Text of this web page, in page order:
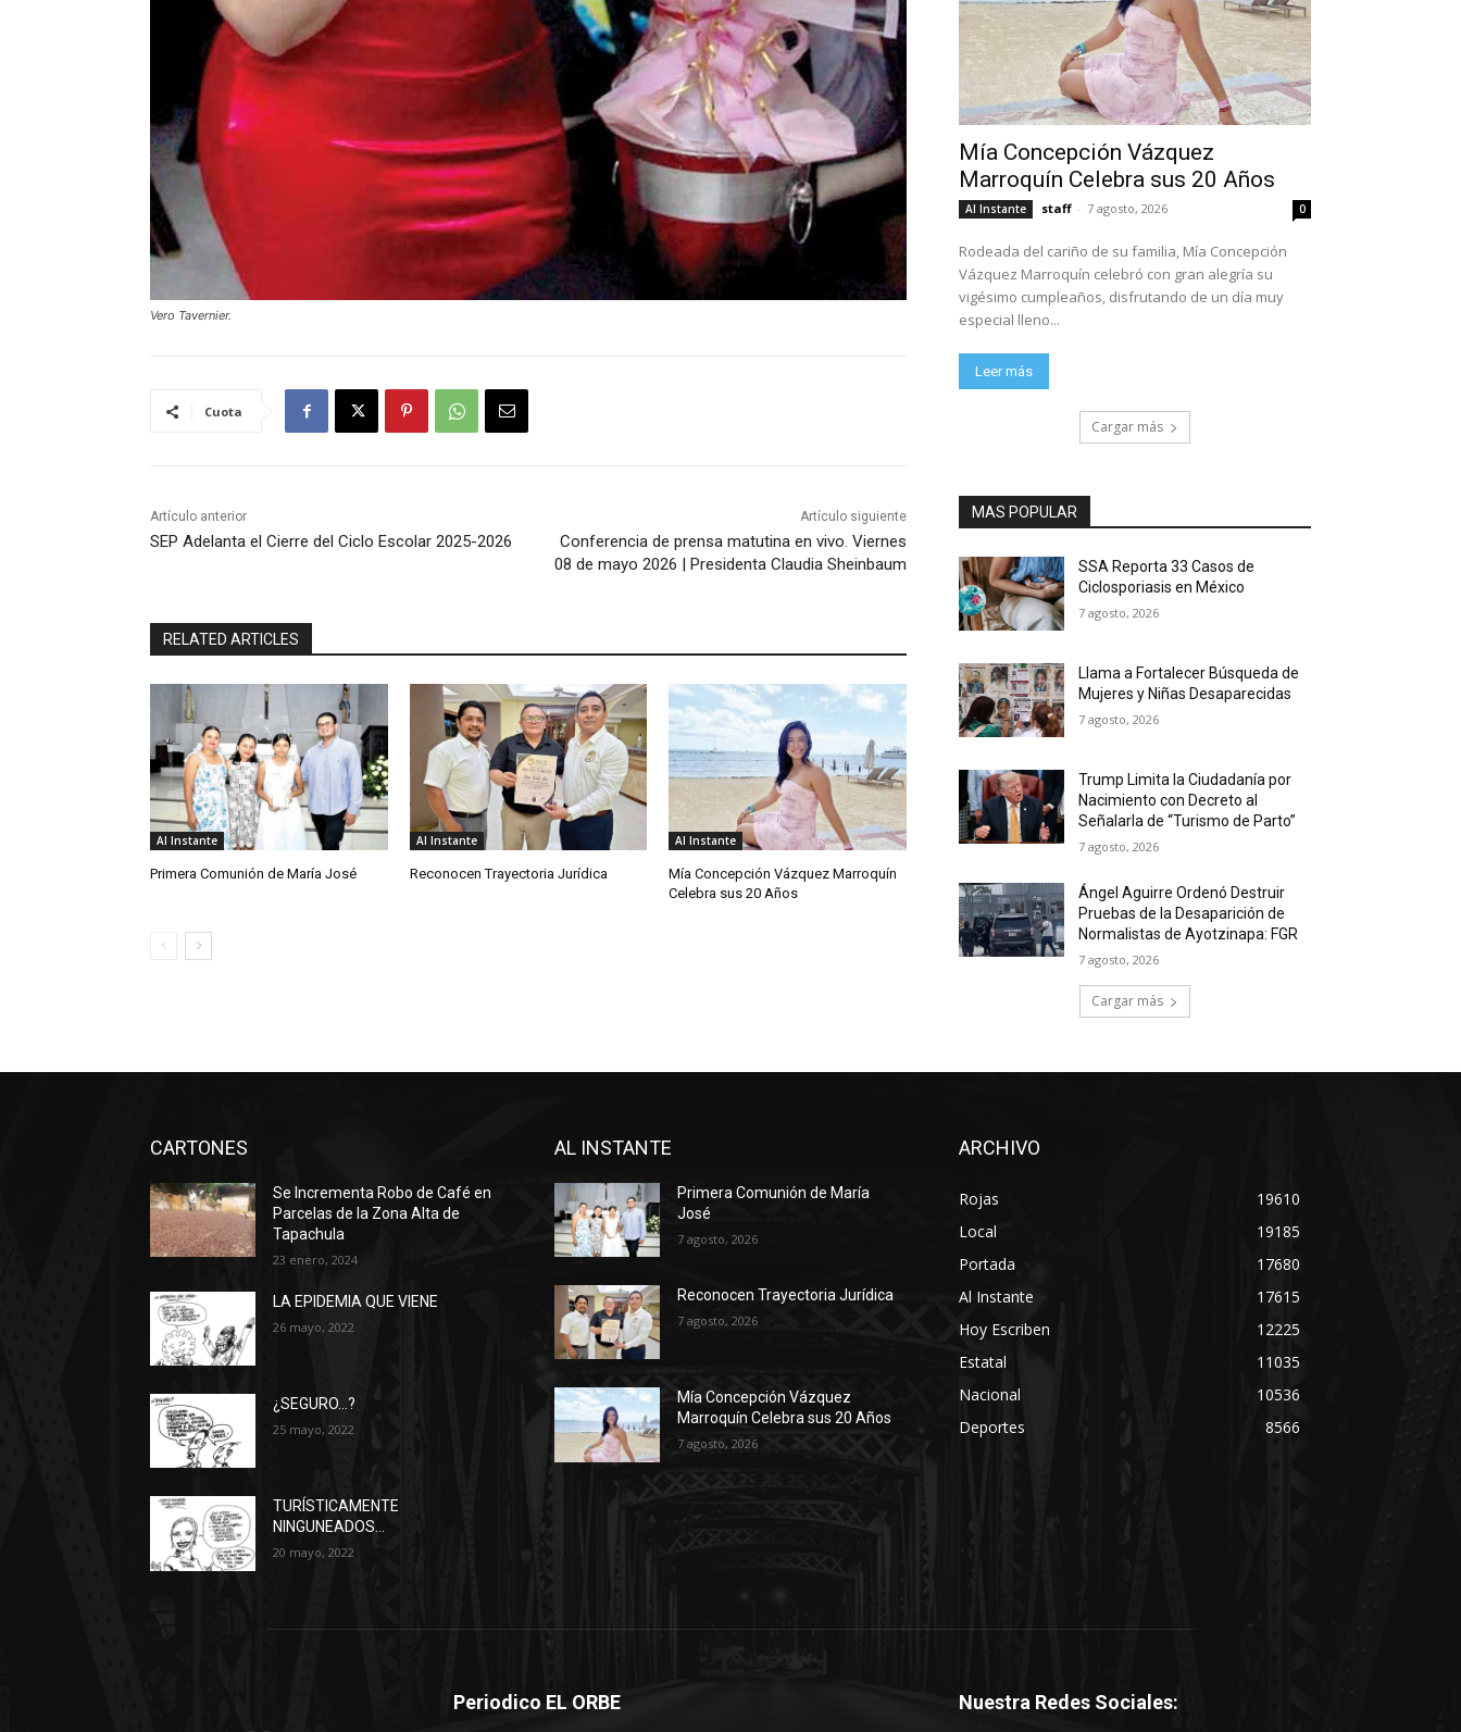
Vero Tavernier.
Cuota
Artículo anterior
SEP Adelanta el Cierre del Ciclo Escolar 2025-2026
Artículo siguiente
Conferencia de prensa matutina en vivo. Viernes
08 de mayo 2026 | Presidenta Claudia Sheinbaum
RELATED ARTICLES
Al Instante
Primera Comunión de María José
Al Instante
Reconocen Trayectoria Jurídica
Al Instante
Mía Concepción Vázquez Marroquín
Celebra sus 20 Años
Mía Concepción Vázquez
Marroquín Celebra sus 20 Años
Al Instante staff - 7 agosto, 2026 0
Rodeada del cariño de su familia, Mía Concepción
Vázquez Marroquín celebró con gran alegría su
vigésimo cumpleaños, disfrutando de un día muy
especial lleno...
Leer más
Cargar más
MAS POPULAR
SSA Reporta 33 Casos de
Ciclosporiasis en México
7 agosto, 2026
Llama a Fortalecer Búsqueda de
Mujeres y Niñas Desaparecidas
7 agosto, 2026
Trump Limita la Ciudadanía por
Nacimiento con Decreto al
Señalarla de “Turismo de Parto”
7 agosto, 2026
Ángel Aguirre Ordenó Destruir
Pruebas de la Desaparición de
Normalistas de Ayotzinapa: FGR
7 agosto, 2026
Cargar más
CARTONES
Se Incrementa Robo de Café en
Parcelas de la Zona Alta de
Tapachula
23 enero, 2024
LA EPIDEMIA QUE VIENE
26 mayo, 2022
¿SEGURO…?
25 mayo, 2022
TURÍSTICAMENTE
NINGUNEADOS…
20 mayo, 2022
AL INSTANTE
Primera Comunión de María
José
7 agosto, 2026
Reconocen Trayectoria Jurídica
7 agosto, 2026
Mía Concepción Vázquez
Marroquín Celebra sus 20 Años
7 agosto, 2026
ARCHIVO
Rojas
19610
Local
19185
Portada
17680
Al Instante
17615
Hoy Escriben
12225
Estatal
11035
Nacional
10536
Deportes
8566
Periodico EL ORBE Nuestra Redes Sociales: